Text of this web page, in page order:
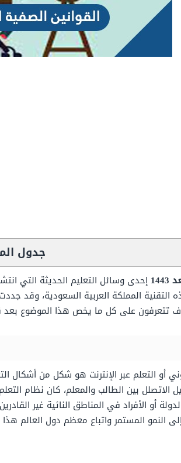
جدول
إحدى وسائل التعليم الحديثة التي
المملكة العربية السعودية، وقد
تتعرفون على كل ما يخص هذا الموضوع بعد
أو التعلم عبر الإنترنت هو شكل من أشكال
بين الطالب والمعلم، كان نظام
أو الأفراد في المناطق النائية غير
النمو المستمر واتباع معظم دول العالم هذا